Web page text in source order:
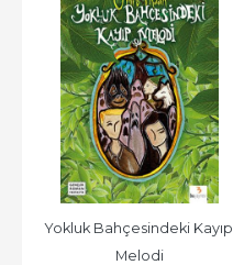
Yokluk Bahçesindeki Kayıp
Melodi